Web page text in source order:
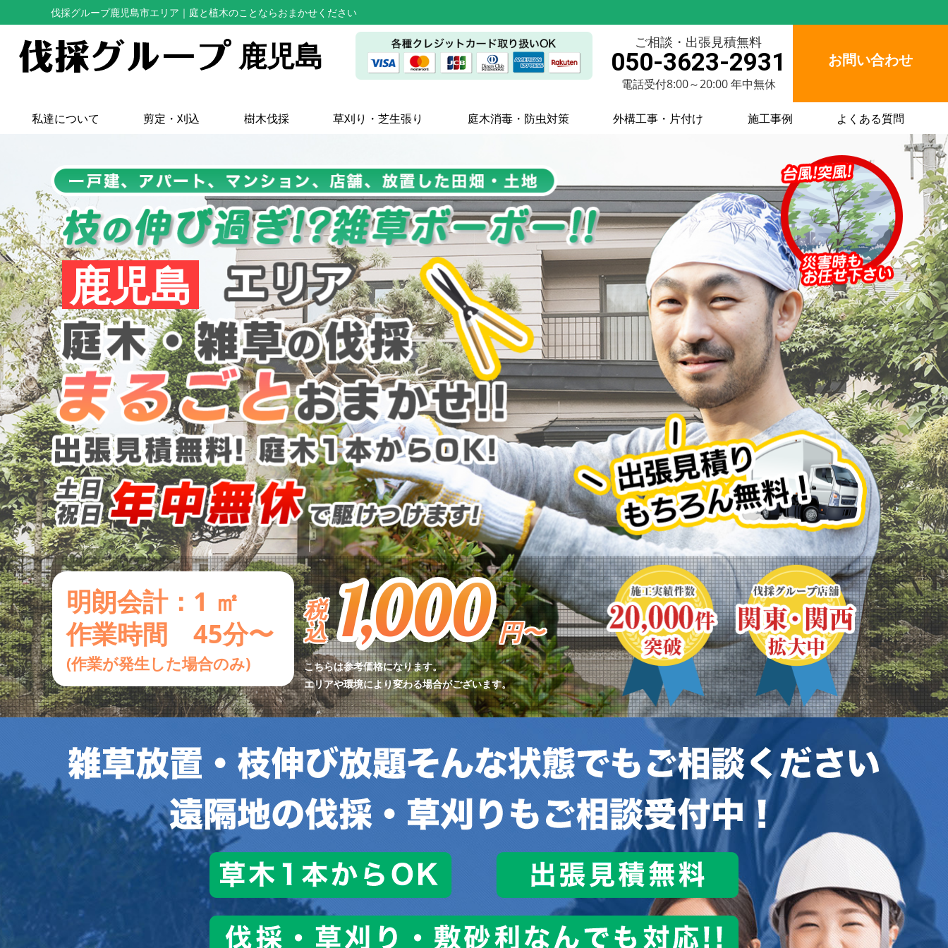
伐採グループ鹿児島市エリア ｜庭と植木のことならおまかせください
鹿児島 ご相談・出張見積無料
050-3623-2931
電話受付8:00～20:00 年中無休
お問い合わせ
私達について 剪定・刈込 樹木伐採 草刈り・芝生張り 庭木消毒・防虫対策 外構工事・片付け 施工事例 よくある質問
鹿児島
明朗会計：1 ㎡
作業時間 45分〜
(作業が発生した場合のみ)
税
込
1,000
1,000
円〜
こちらは参考価格になります。
エリアや環境により変わる場合がございます。